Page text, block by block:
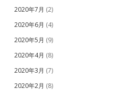
2020年7月 (2)
2020年6月 (4)
2020年5月 (9)
2020年4月 (8)
2020年3月 (7)
2020年2月 (8)